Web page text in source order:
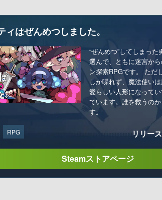
ィはぜんめつしました。
“ぜんめつ”してしまっ
選んで、ともに迷宮か
ン探索RPGです。 ただ
しか喋れず、魔法使い
愛らしい人形になって
ています。誰を救うの
す。
RPG リリー
Steamストアページ